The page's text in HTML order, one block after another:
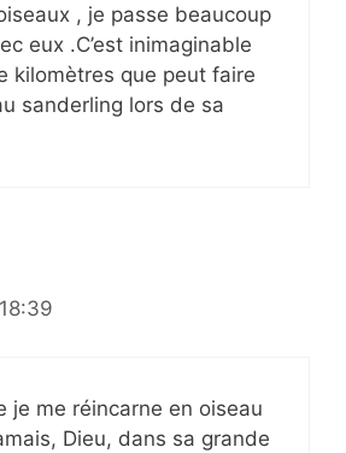
, je passe beaucoup
eux .C’est inimaginable
kilomètres que peut faire
sanderling lors de sa
je me réincarne en oiseau
Dieu, dans sa grande